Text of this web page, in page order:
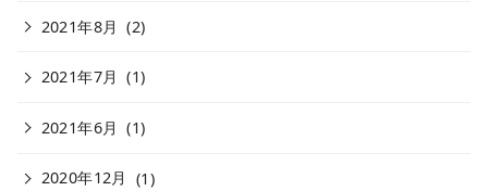
2021年8月 (2)
2021年7月 (1)
2021年6月 (1)
2020年12月 (1)